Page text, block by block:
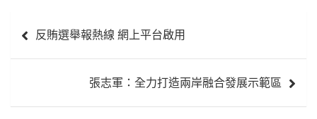
章
反賄選舉報熱線 網上平台啟用
張志軍：全力打造兩岸融合發展示範區